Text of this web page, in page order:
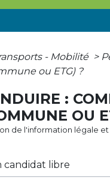
- Mobilité >
ou ETG) ?
:
OU
de l'information légale
candidat libre